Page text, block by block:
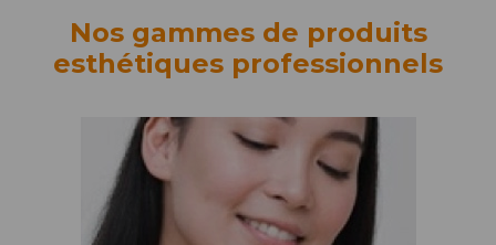
Nos gammes de produits
esthétiques professionnels